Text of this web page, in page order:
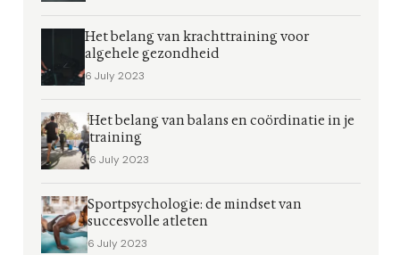
Het belang van krachttraining voor
algehele gezondheid
6 July 2023
Het belang van balans en coördinatie in je
training
6 July 2023
Sportpsychologie: de mindset van
succesvolle atleten
6 July 2023